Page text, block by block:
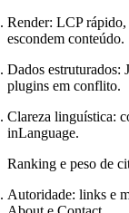
Render: LCP rápido,
escondem conteúdo.
Dados estruturados:
plugins em conflito.
Clareza linguística:
inLanguage.
Ranking e peso de
Autoridade: links e